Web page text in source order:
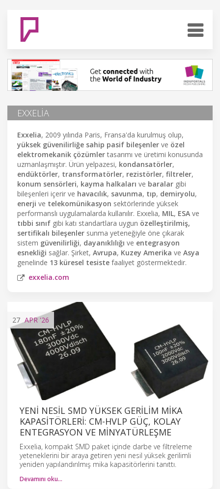
EXXELIA
Exxelia, 2009 yılında Paris, Fransa'da kurulmuş olup,
yüksek güvenilirliğe sahip pasif bileşenler ve özel
elektromekanik çözümlertasarımı ve üretimi konusunda
uzmanlaşmıştır. Ürün yelpazesi, kondansatörler,
endüktörler, transformatörler, rezistörler, filtreler,
konum sensörleri, kayma halkaları ve baralar gibi
bileşenleri içerir ve havacılık, savunma, tıp, demiryolu,
enerji ve telekomünikasyon sektörlerinde yüksek
performanslı uygulamalarda kullanılır. Exxelia, MIL, ESA ve
tıbbi sınıf gibi katı standartlara uygun özelleştirilmiş,
sertifikalı bileşenler sunma yeteneğiyle öne çıkarak
sistem güvenilirliği, dayanıklılığı ve entegrasyon
esnekliği sağlar. Şirket, Avrupa, Kuzey Amerika ve Asya
genelinde 13 küresel tesiste faaliyet göstermektedir.
exxelia.com
27 APR'26
YENI NESIL SMD YÜKSEK GERILIM MIKA
KAPASITÖRLERI: CM-HVLP GÜÇ, KOLAY
ENTEGRASYON VE MINYATÜRLEŞME
Exxelia, kompakt SMD paket içinde darbe ve filtreleme
yeteneklerini bir araya getiren yeni nesil yüksek gerilimli
yeniden yapılandırılmış mika kapasitörlerini tanıttı.
Devamını oku…